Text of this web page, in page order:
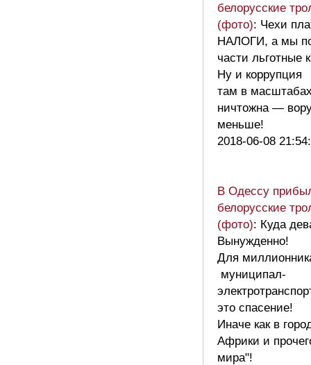
белорусские
(фото): Чехи
НАЛОГИ, а мы
части льготные
Ну и коррупция
там в
ничтожна —
меньше!
2018-06-08
В Одессу
белорусские
(фото): Куда
Вынужденно!
Для
муниципал-
это спасение!
Иначе как в
Африки и
мира"!